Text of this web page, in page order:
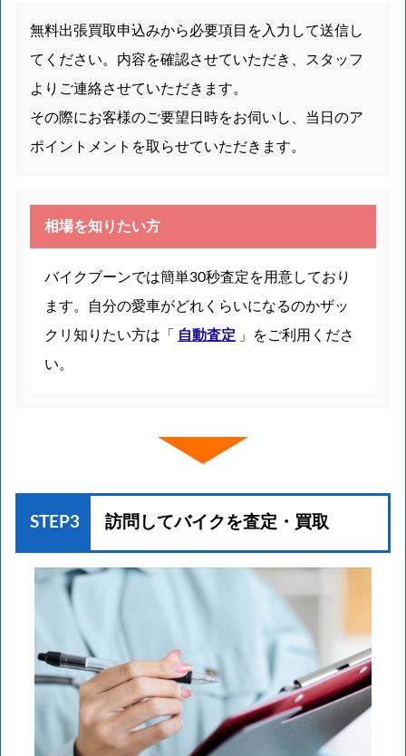
無料出張買取申込みから必要項目を入力して送信し
てください。内容を確認させていただき、スタッフ
よりご連絡させていただきます。
その際にお客様のご要望日時をお伺いし、当日のア
ポイントメントを取らせていただきます。
相場を知りたい方
バイクブーンでは簡単30秒査定を用意しており
ます。自分の愛車がどれくらいになるのかザッ
クリ知りたい方は「
自動査定 」をご利用くださ
い。
STEP3 訪問してバイクを査定・買取